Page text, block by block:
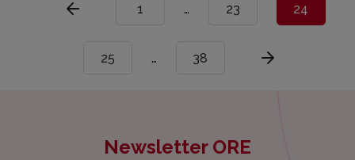
1 … 23 24
25 … 38
Newsletter ORE